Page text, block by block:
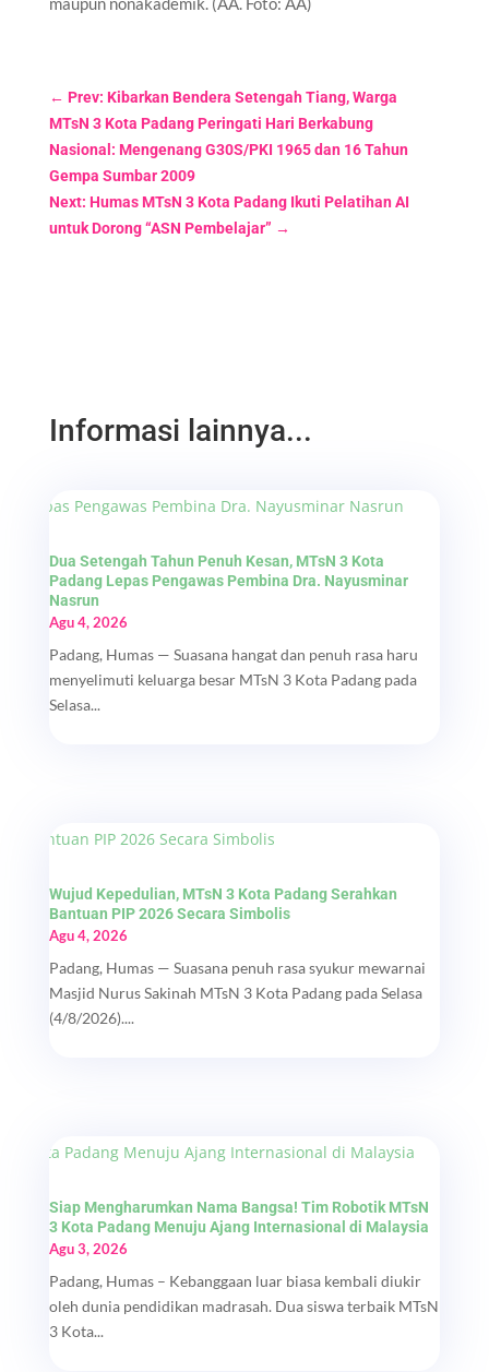
← Prev: Kibarkan Bendera Setengah Tiang, Warga
MTsN 3 Kota Padang Peringati Hari Berkabung
Nasional: Mengenang G30S/PKI 1965 dan 16 Tahun
Gempa Sumbar 2009
Next: Humas MTsN 3 Kota Padang Ikuti Pelatihan AI
untuk Dorong “ASN Pembelajar” →
Informasi lainnya...
Dua Setengah Tahun Penuh Kesan, MTsN 3 Kota
Padang Lepas Pengawas Pembina Dra. Nayusminar
Nasrun
Agu 4, 2026
Padang, Humas — Suasana hangat dan penuh rasa haru
menyelimuti keluarga besar MTsN 3 Kota Padang pada
Selasa...
Wujud Kepedulian, MTsN 3 Kota Padang Serahkan
Bantuan PIP 2026 Secara Simbolis
Agu 4, 2026
Padang, Humas — Suasana penuh rasa syukur mewarnai
Masjid Nurus Sakinah MTsN 3 Kota Padang pada Selasa
(4/8/2026)....
Siap Mengharumkan Nama Bangsa! Tim Robotik MTsN
3 Kota Padang Menuju Ajang Internasional di Malaysia
Agu 3, 2026
Padang, Humas – Kebanggaan luar biasa kembali diukir
oleh dunia pendidikan madrasah. Dua siswa terbaik MTsN
3 Kota...